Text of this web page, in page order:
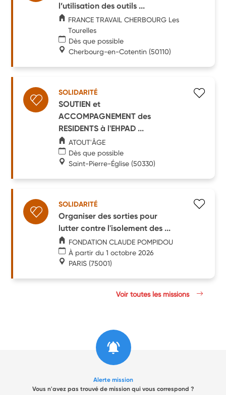
l’utilisation des outils ...
FRANCE TRAVAIL CHERBOURG Les
Tourelles
Dès que possible
Cherbourg-en-Cotentin (50110)
SOLIDARITÉ
SOUTIEN et
ACCOMPAGNEMENT des
RESIDENTS à l'EHPAD ...
ATOUT'ÂGE
Dès que possible
Saint-Pierre-Église (50330)
SOLIDARITÉ
Organiser des sorties pour
lutter contre l'isolement des ...
FONDATION CLAUDE POMPIDOU
À partir du 1 octobre 2026
PARIS (75001)
Voir toutes les missions
Alerte mission
Vous n'avez pas trouvé de mission qui vous correspond ?